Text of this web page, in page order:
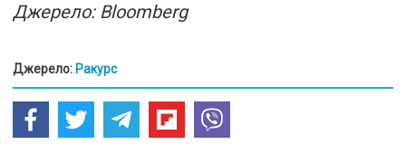
Джерело: Bloomberg
Джерело: Ракурс